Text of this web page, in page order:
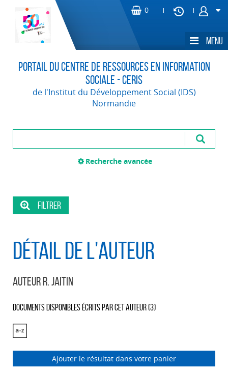
Portail du Centre de Ressources en Information
Sociale - CERIS
de l'Institut du Développement Social (IDS)
Normandie
Recherche avancée
Détail de l'auteur
Auteur R. Jaitin
Documents disponibles écrits par cet auteur (3)
Ajouter le résultat dans votre panier